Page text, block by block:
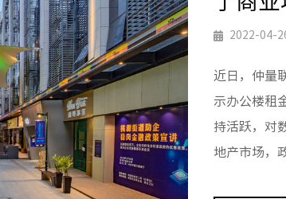
2022-04-
近日，仲量
示办公楼租
持活跃，对
地产市场，